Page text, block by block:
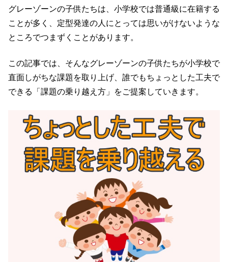
グレーゾーンの子供たちは、小学校では普通級に在籍する
ことが多く、定型発達の人にとっては思いがけないような
ところでつまずくことがあります。
この記事では、そんなグレーゾーンの子供たちが小学校で
直面しがちな課題を取り上げ、誰でもちょっとした工夫で
できる「課題の乗り越え方」をご提案していきます。